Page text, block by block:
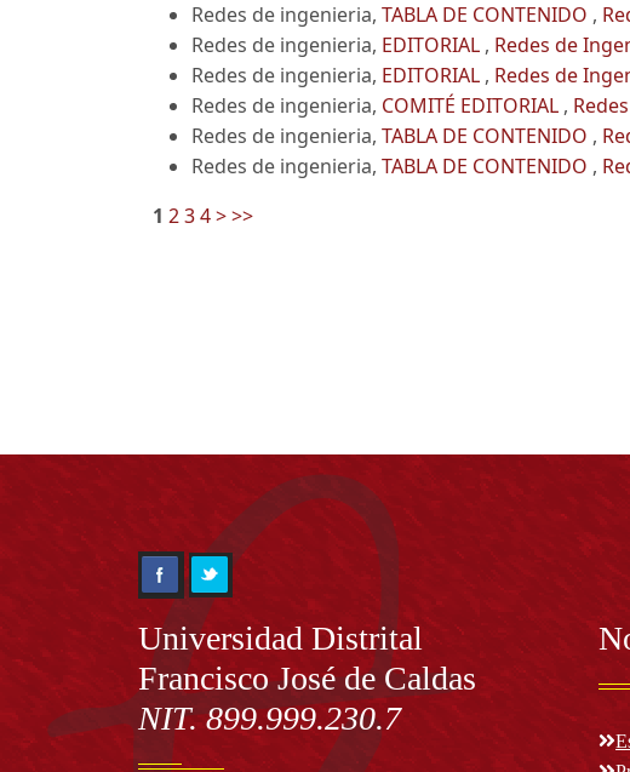
Redes de ingenieria, TABLA DE CONTENIDO ,
Redes de ingenieria, EDITORIAL , Redes de
Redes de ingenieria, EDITORIAL , Redes de
Redes de ingenieria, COMITÉ EDITORIAL ,
Redes de ingenieria, TABLA DE CONTENIDO ,
Redes de ingenieria, TABLA DE CONTENIDO ,
1 234>>>
Información
Universidad Distrital
Francisco José de Caldas
NIT. 899.999.230.7